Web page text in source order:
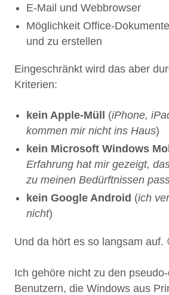
E-Mail und Webbrowser
Möglichkeit Office-
und zu erstellen
Eingeschränkt wird das aber
Kriterien:
kein Apple-Müll (iPhone,
kommen mir nicht ins Haus)
kein Microsoft Windows
Erfahrung hat mir gezeigt,
zu meinen Bedürftnissen
kein Google Android (ich
nicht)
Und da hört es so langsam auf.
Ich gehöre nicht zu den
Benutzern, die Windows aus